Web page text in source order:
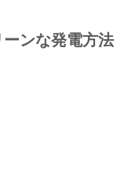
ーンな発電方法